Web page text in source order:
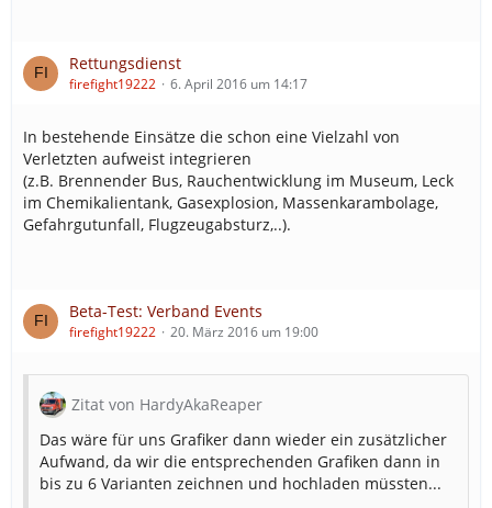
Rettungsdienst
firefight19222 6. April 2016 um 14:17
In bestehende Einsätze die schon eine Vielzahl von
Verletzten aufweist integrieren
(z.B. Brennender Bus, Rauchentwicklung im Museum, Leck
im Chemikalientank, Gasexplosion, Massenkarambolage,
Gefahrgutunfall, Flugzeugabsturz,..).
Beta-Test: Verband Events
firefight19222 20. März 2016 um 19:00
Zitat von HardyAkaReaper
Das wäre für uns Grafiker dann wieder ein zusätzlicher
Aufwand, da wir die entsprechenden Grafiken dann in
bis zu 6 Varianten zeichnen und hochladen müssten...